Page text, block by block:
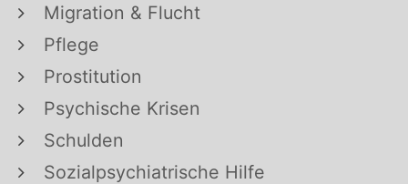
Migration & Flucht
Pflege
Prostitution
Psychische Krisen
Schulden
Sozialpsychiatrische Hilfe